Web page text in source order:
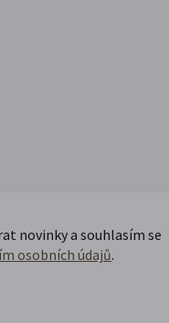
novinky a souhlasím se
osobních údajů.